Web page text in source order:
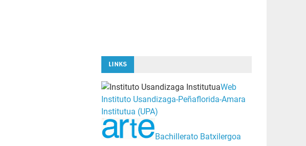
LINKS
Web
Instituto Usandizaga-Peñaflorida-Amara
Institutua (UPA)
Bachillerato Batxilergoa